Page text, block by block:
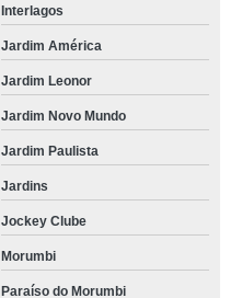
Interlagos
Jardim América
Jardim Leonor
Jardim Novo Mundo
Jardim Paulista
Jardins
Jockey Clube
Morumbi
Paraíso do Morumbi